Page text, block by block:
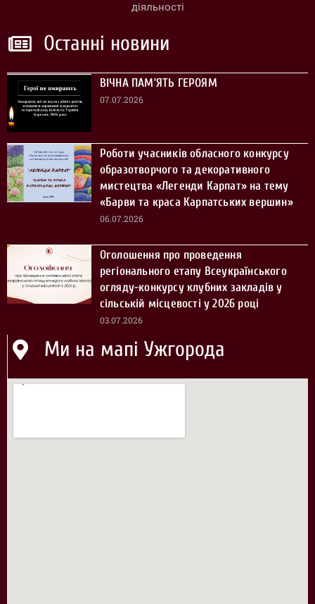
діяльності
Останні новини
ВІЧНА ПАМ’ЯТЬ ГЕРОЯМ
07.07.2026
Роботи учасників обласного конкурсу
образотворчого та декоративного
мистецтва «Легенди Карпат» на тему
«Барви та краса Карпатських вершин»
06.07.2026
Оголошення про проведення
регіонального етапу Всеукраїнського
огляду-конкурсу клубних закладів у
сільській місцевості у 2026 році
03.07.2026
Ми на мапі Ужгорода